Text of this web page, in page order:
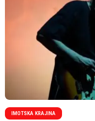
IMOTSKA KRAJINA